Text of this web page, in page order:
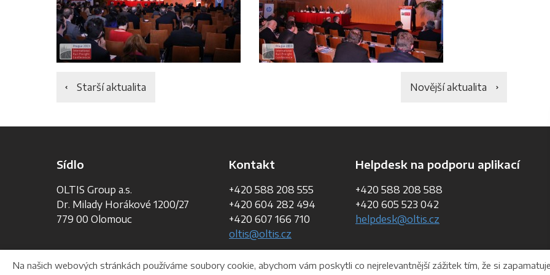
Starší aktualita Novější aktualita
Sídlo
OLTIS Group a.s.
Dr. Milady Horákové 1200/27
779 00 Olomouc
Kontakt
+420 588 208 555
+420 604 282 494
+420 607 166 710
oltis@oltis.cz
Helpdesk na podporu aplikací
+420 588 208 588
+420 605 523 042
helpdesk@oltis.cz
Na našich webových stránkách používáme soubory cookie, abychom vám poskytli co nejrelevantnější zážitek tím, že si